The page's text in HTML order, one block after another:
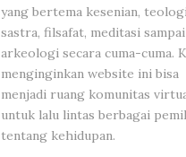
yang bertema kesenian,
sastra, filsafat, meditasi sampai
arkeologi secara cuma-cuma.
menginginkan website ini bisa
menjadi ruang komunitas
untuk lalu lintas berbagai
tentang kehidupan.